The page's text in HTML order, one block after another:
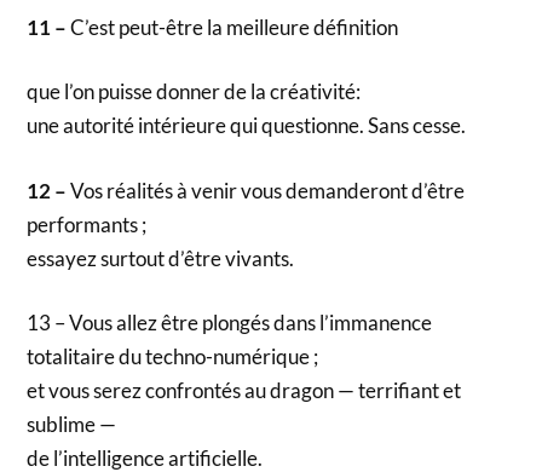
11 –C’est peut-être la meilleure définition
que l’on puisse donner de la créativité:
une autorité intérieure qui questionne. Sans cesse.
12 –Vos réalités à venir vous demanderont d’être
performants ;
essayez surtout d’être vivants.
13 – Vous allez être plongés dans l’immanence
totalitaire du techno-numérique ;
et vous serez confrontés au dragon — terrifiant et
sublime —
de l’intelligence artificielle.